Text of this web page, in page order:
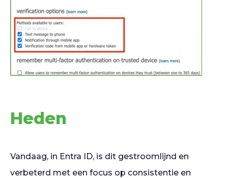
Heden
Vandaag, in Entra ID, is dit gestroomlijnd en
verbeterd met een focus op consistentie en